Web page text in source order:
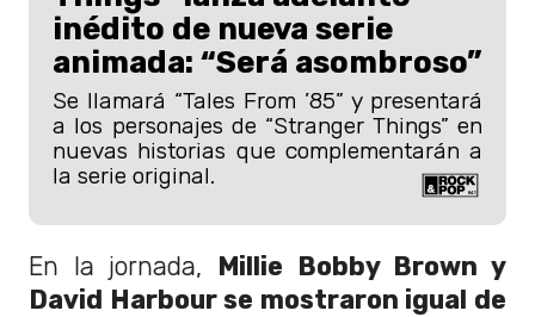
inédito de nueva serie
animada: “Será asombroso”
Se llamará “Tales From ’85” y presentará
a los personajes de “Stranger Things” en
nuevas historias que complementarán a
la serie original.
En la jornada, Millie Bobby Brown y
David Harbour se mostraron igual de